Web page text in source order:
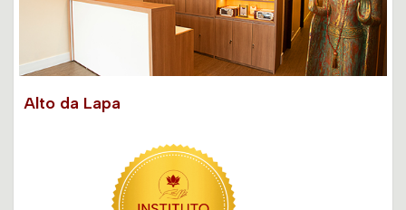
Alto da Lapa